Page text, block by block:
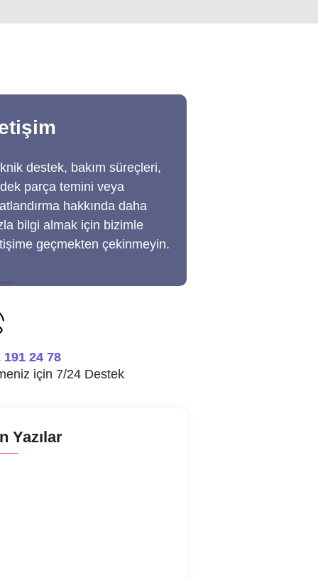
destek, bakım süreçleri,
parça temini veya
hakkında daha
bilgi almak için bizimle
geçmekten çekinmeyin.
191 24 78
için 7/24 Destek
Yazılar